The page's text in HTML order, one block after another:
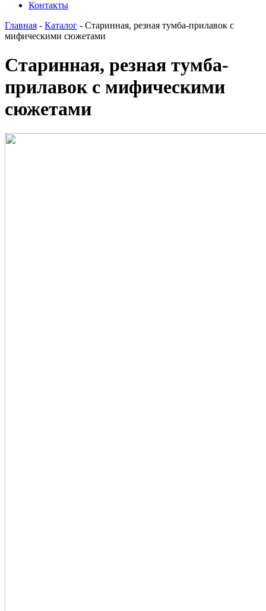
Контакты
Главная - Каталог - Старинная, резная тумба-прилавок с
мифическими сюжетами
Старинная, резная тумба-
прилавок с мифическими
сюжетами